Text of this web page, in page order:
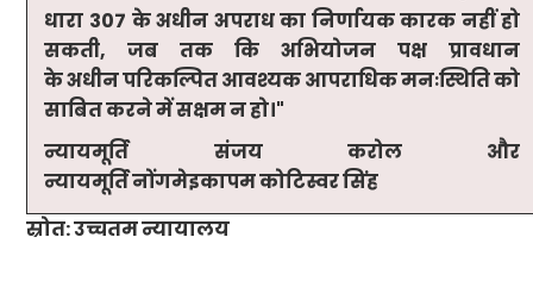
धारा 307 के अधीन अपराध का निर्णायक कारक नहीं हो
सकती,जब तक कि अभियोजन पक्ष प्रावधान
के अधीन परिकल्पित आवश्यक आपराधिक मनःस्थितिको
साबित करने में सक्षम न हो।"
न्यायमूर्ति संजय करोल और
न्यायमूर्ति नोंगमेइकापम कोटिस्वर सिंह
स्रोत: उच्चतम न्यायालय